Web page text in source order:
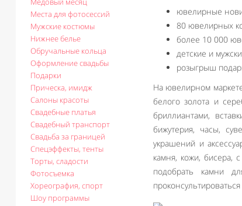
Места для фотосессий
Мужские костюмы
Нижнее белье
Обручальные кольца
Оформление свадьбы
Подарки
Прическа, имидж
Салоны красоты
Свадебные платья
Свадебный транспорт
Свадьба за границей
Спецэффекты, тенты
Торты, сладости
Фотосъемка
Хореография, спорт
Шоу программы
ювелирные
80 ювелирных
более 10 000
детские и
розыгрыш
На ювелирном
белого золота и
бриллиантами,
бижутерия, часы,
украшений и
камня, кожи,
подобрать камни